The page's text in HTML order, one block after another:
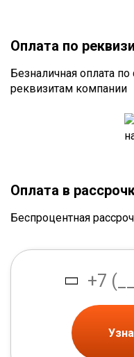
Оплата по
Безналичная оплата
реквизитам компании
Оплата в
Беспроцентная